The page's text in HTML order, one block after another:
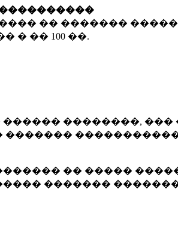
�� �������
� �� 100 ��.
��������,
�� �����
�������